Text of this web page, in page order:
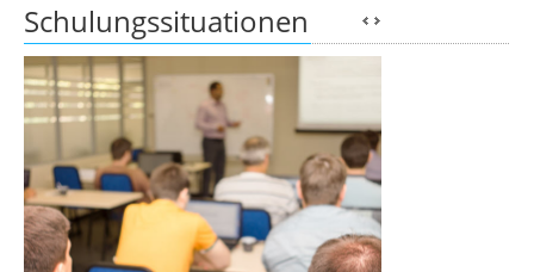
Schulungssituationen